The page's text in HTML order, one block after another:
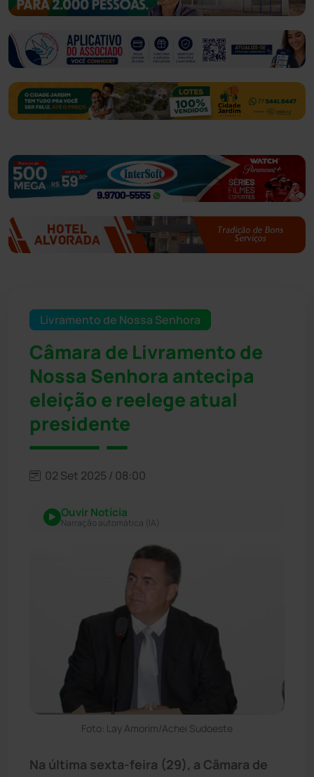
Livramento de Nossa Senhora
Câmara de Livramento de
Nossa Senhora antecipa
eleição e reelege atual
presidente
02 Set 2025 / 08:00
Ouvir Notícia
Narração automática (IA)
Foto: Lay Amorim/Achei Sudoeste
Na última sexta-feira (29), a Câmara de